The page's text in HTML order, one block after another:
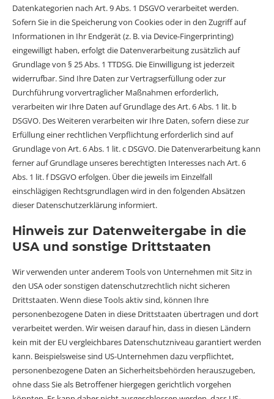
Datenkategorien nach Art. 9 Abs. 1 DSGVO verarbeitet werden.
Sofern Sie in die Speicherung von Cookies oder in den Zugriff auf
Informationen in Ihr Endgerät (z. B. via Device-Fingerprinting)
eingewilligt haben, erfolgt die Datenverarbeitung zusätzlich auf
Grundlage von § 25 Abs. 1 TTDSG. Die Einwilligung ist jederzeit
widerrufbar. Sind Ihre Daten zur Vertragserfüllung oder zur
Durchführung vorvertraglicher Maßnahmen erforderlich,
verarbeiten wir Ihre Daten auf Grundlage des Art. 6 Abs. 1 lit. b
DSGVO. Des Weiteren verarbeiten wir Ihre Daten, sofern diese zur
Erfüllung einer rechtlichen Verpflichtung erforderlich sind auf
Grundlage von Art. 6 Abs. 1 lit. c DSGVO. Die Datenverarbeitung kann
ferner auf Grundlage unseres berechtigten Interesses nach Art. 6
Abs. 1 lit. f DSGVO erfolgen. Über die jeweils im Einzelfall
einschlägigen Rechtsgrundlagen wird in den folgenden Absätzen
dieser Datenschutzerklärung informiert.
Hinweis zur Datenweitergabe in die
USA und sonstige Drittstaaten
Wir verwenden unter anderem Tools von Unternehmen mit Sitz in
den USA oder sonstigen datenschutzrechtlich nicht sicheren
Drittstaaten. Wenn diese Tools aktiv sind, können Ihre
personenbezogene Daten in diese Drittstaaten übertragen und dort
verarbeitet werden. Wir weisen darauf hin, dass in diesen Ländern
kein mit der EU vergleichbares Datenschutzniveau garantiert werden
kann. Beispielsweise sind US-Unternehmen dazu verpflichtet,
personenbezogene Daten an Sicherheitsbehörden herauszugeben,
ohne dass Sie als Betroffener hiergegen gerichtlich vorgehen